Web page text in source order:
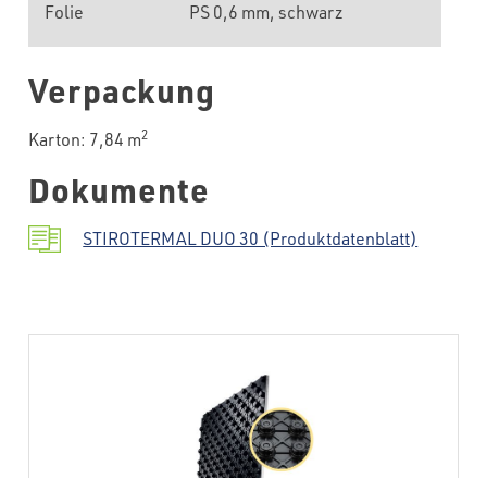
Folie PS 0,6 mm, schwarz
Verpackung
Karton: 7,84 m2
Dokumente
STIROTERMAL DUO 30 (Produktdatenblatt)